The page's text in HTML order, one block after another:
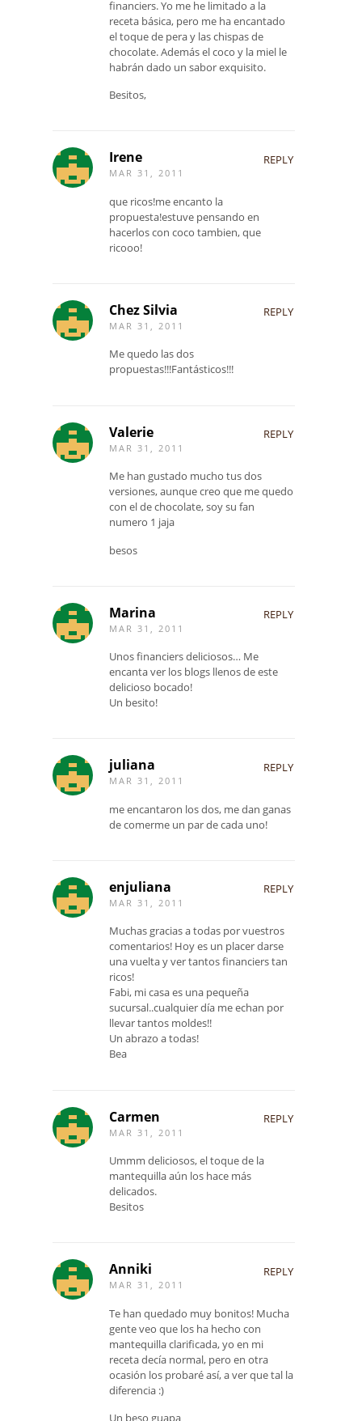
financiers. Yo me he limitado a la
receta básica, pero me ha encantado
el toque de pera y las chispas de
chocolate. Además el coco y la miel le
habrán dado un sabor exquisito.
Besitos,
Irene
MAR 31, 2011
REPLY
que ricos!me encanto la
propuesta!estuve pensando en
hacerlos con coco tambien, que
ricooo!
Chez Silvia
MAR 31, 2011
REPLY
Me quedo las dos
propuestas!!!Fantásticos!!!
Valerie
MAR 31, 2011
REPLY
Me han gustado mucho tus dos
versiones, aunque creo que me quedo
con el de chocolate, soy su fan
numero 1 jaja
besos
Marina
MAR 31, 2011
REPLY
Unos financiers deliciosos… Me
encanta ver los blogs llenos de este
delicioso bocado!
Un besito!
juliana
MAR 31, 2011
REPLY
me encantaron los dos, me dan ganas
de comerme un par de cada uno!
enjuliana
MAR 31, 2011
REPLY
Muchas gracias a todas por vuestros
comentarios! Hoy es un placer darse
una vuelta y ver tantos financiers tan
ricos!
Fabi, mi casa es una pequeña
sucursal..cualquier día me echan por
llevar tantos moldes!!
Un abrazo a todas!
Bea
Carmen
MAR 31, 2011
REPLY
Ummm deliciosos, el toque de la
mantequilla aún los hace más
delicados.
Besitos
Anniki
MAR 31, 2011
REPLY
Te han quedado muy bonitos! Mucha
gente veo que los ha hecho con
mantequilla clarificada, yo en mi
receta decía normal, pero en otra
ocasión los probaré así, a ver que tal la
diferencia :)
Un beso guapa